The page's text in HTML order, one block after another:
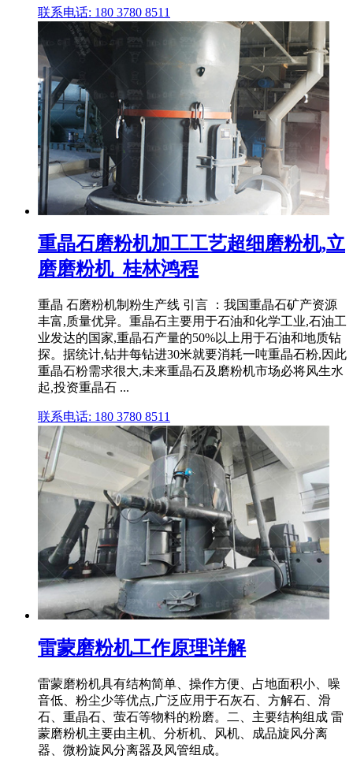
联系电话: 180 3780 8511
重晶石磨粉机加工工艺超细磨粉机,立
磨磨粉机_桂林鸿程
重晶 石磨粉机制粉生产线 引言 ：我国重晶石矿产资源
丰富,质量优异。重晶石主要用于石油和化学工业,石油工
业发达的国家,重晶石产量的50%以上用于石油和地质钻
探。据统计,钻井每钻进30米就要消耗一吨重晶石粉,因此
重晶石粉需求很大,未来重晶石及磨粉机市场必将风生水
起,投资重晶石 ...
联系电话: 180 3780 8511
雷蒙磨粉机工作原理详解
雷蒙磨粉机具有结构简单、操作方便、占地面积小、噪
音低、粉尘少等优点,广泛应用于石灰石、方解石、滑
石、重晶石、萤石等物料的粉磨。二、主要结构组成 雷
蒙磨粉机主要由主机、分析机、风机、成品旋风分离
器、微粉旋风分离器及风管组成。